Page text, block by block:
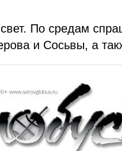
По средам
и Сосьвы, а